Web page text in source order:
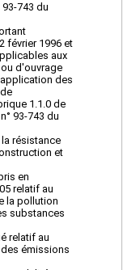
743 du
février 1996 et
aux
d'ouvrage
des
1.1.0 de
93-743 du
résistance
et
en
relatif au
la pollution
substances
relatif au
émissions